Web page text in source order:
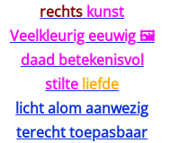
rechts kunst
Veelkleurig eeuwig 🖼️
daad betekenisvol
stilte liefde
licht alom aanwezig
terecht toepasbaar